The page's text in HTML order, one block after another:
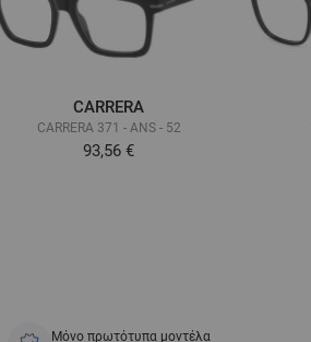
CARRERA
CARRERA 371 - ANS - 52
93,56 €
Μόνο πρωτότυπα μοντέλα